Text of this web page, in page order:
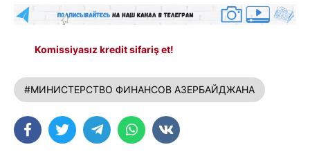
Komissiyasız kredit sifariş et!
#МИНИСТЕРСТВО ФИНАНСОВ АЗЕРБАЙДЖАНА